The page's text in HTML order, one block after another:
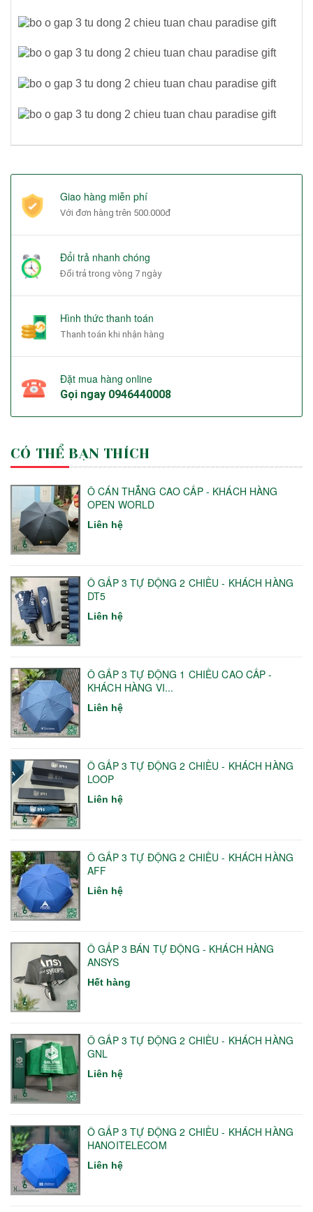
Giao hàng miễn phí
Với đơn hàng trên 500.000đ
Đổi trả nhanh chóng
Đổi trả trong vòng 7 ngày
Hình thức thanh toán
Thanh toán khi nhận hàng
Đặt mua hàng online
Gọi ngay 0946440008
CÓ THỂ BẠN THÍCH
Ô CÁN THẲNG CAO CẤP - KHÁCH HÀNG
OPEN WORLD
Liên hệ
Ô GẤP 3 TỰ ĐỘNG 2 CHIỀU - KHÁCH HÀNG
DT5
Liên hệ
Ô GẤP 3 TỰ ĐỘNG 1 CHIỀU CAO CẤP -
KHÁCH HÀNG VI...
Liên hệ
Ô GẤP 3 TỰ ĐỘNG 2 CHIỀU - KHÁCH HÀNG
LOOP
Liên hệ
Ô GẤP 3 TỰ ĐỘNG 2 CHIỀU - KHÁCH HÀNG
AFF
Liên hệ
Ô GẤP 3 BÁN TỰ ĐỘNG - KHÁCH HÀNG
ANSYS
Hết hàng
Ô GẤP 3 TỰ ĐỘNG 2 CHIỀU - KHÁCH HÀNG
GNL
Liên hệ
Ô GẤP 3 TỰ ĐỘNG 2 CHIỀU - KHÁCH HÀNG
HANOITELECOM
Liên hệ